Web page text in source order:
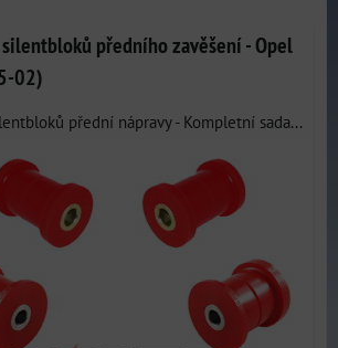
předního zavěšení - Opel
02)
přední nápravy - Kompletní sada...